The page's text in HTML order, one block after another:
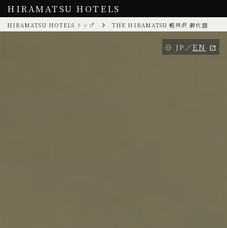
HIRAMATSU HOTELS
HIRAMATSU HOTELS トップ THE HIRAMATSU 軽井沢 御代田
JP EN